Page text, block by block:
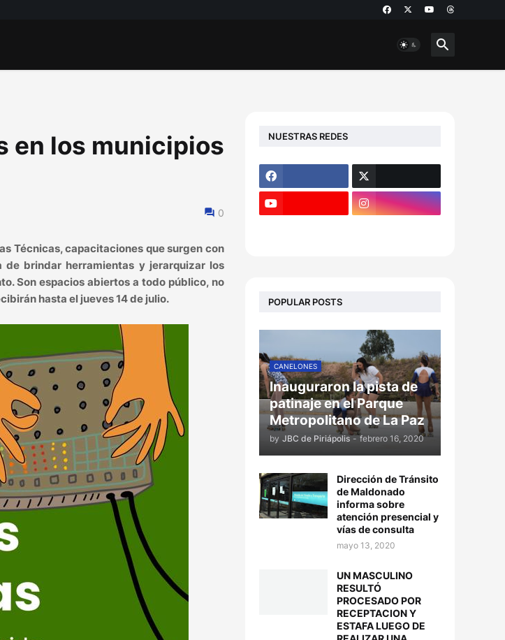
en los municipios
0
Técnicas, capacitaciones que surgen con
brindar herramientas y jerarquizar los
Son espacios abiertos a todo público, no
hasta el jueves 14 de julio.
NUESTRAS REDES
POPULAR POSTS
CANELONES
Inauguraron la pista de
patinaje en el Parque
Metropolitano de La Paz
by JBC de Piriápolis - febrero 16, 2020
Dirección de Tránsito
de Maldonado
informa sobre
atención presencial y
vías de consulta
mayo 13, 2020
UN MASCULINO
RESULTÓ
PROCESADO POR
RECEPTACION Y
ESTAFA LUEGO DE